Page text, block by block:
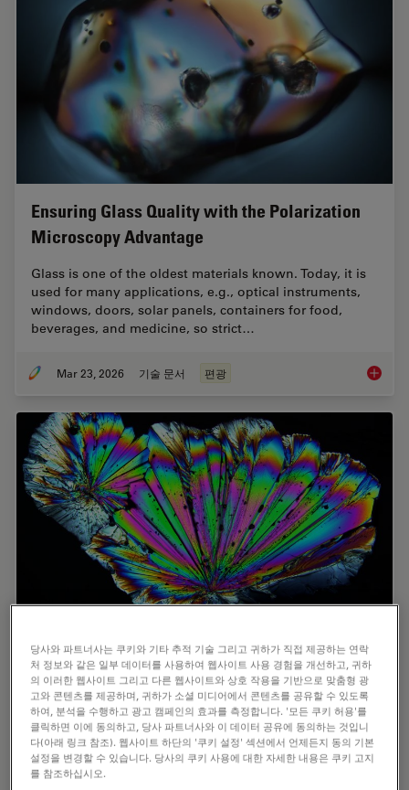
Ensuring Glass Quality with the Polarization
Microscopy Advantage
Glass is one of the oldest materials known. Today, it is
used for many applications, e.g., optical instruments,
windows, doors, solar panels, containers for food,
beverages, and medicine, so strict…
Mar 23, 2026 기술 문서 편광
Polarizing Microscope Image Gallery
How polarization microscope images can be used for
analysis is shown in this gallery. Polarized light
microscopy (also known as polarizing microscopy) is an
important method for different fields and…
당사와 파트너사는 쿠키와 기타 추적 기술 그리고 귀하가 직접 제공하는 연락
처 정보와 같은 일부 데이터를 사용하여 웹사이트 사용 경험을 개선하고, 귀하
의 이러한 웹사이트 그리고 다른 웹사이트와 상호 작용을 기반으로 맞춤형 광
고와 콘텐츠를 제공하며, 귀하가 소셜 미디어에서 콘텐츠를 공유할 수 있도록
하여, 분석을 수행하고 광고 캠페인의 효과를 측정합니다. '모든 쿠키 허용'를
클릭하면 이에 동의하고, 당사 파트너사와 이 데이터 공유에 동의하는 것입니
다(아래 링크 참조). 웹사이트 하단의 '쿠키 설정' 섹션에서 언제든지 동의 기본
설정을 변경할 수 있습니다. 당사의 쿠키 사용에 대한 자세한 내용은 쿠키 고지
를 참조하십시오.